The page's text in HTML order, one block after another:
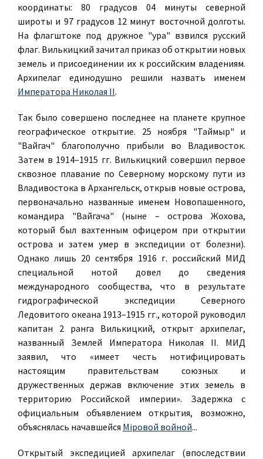
координаты: 80 градусов 04 минуты северной
широты и 97 градусов 12 минут восточной долготы.
На флагштоке под дружное "ура" взвился русский
флаг. Вилькицкий зачитал приказ об открытии новых
земель и присоединении их к российским владениям.
Архипелаг единодушно решили назвать именем
Императора Николая II.
Так было совершено последнее на планете крупное
географическое открытие. 25 ноября "Таймыр" и
"Вайгач" благополучно прибыли во Владивосток.
Затем в 1914–1915 гг. Вилькицкий совершил первое
сквозное плавание по Северному морскому пути из
Владивостока в Архангельск, открыв новые острова,
первоначально названные именем Новопашенного,
командира "Вайгача" (ныне – острова Жохова,
который был вахтенным офицером при открытии
острова и затем умер в экспедиции от болезни).
Однако лишь 20 сентября 1916 г. российский МИД
специальной нотой довел до сведения
международного сообщества, что в результате
гидрографической экспедиции Северного
Ледовитого океана 1913–1915 гг., которой руководил
капитан 2 ранга Вилькицкий, открыт архипелаг,
названный Землей Императора Николая II. МИД
заявил, что «имеет честь нотифицировать
настоящим правительствам союзных и
дружественных держав включение этих земель в
территорию Российской империи». Задержка с
официальным объявлением открытия, возможно,
объяснялась начавшейся Мiровой войной...
Открытый экспедицией архипелаг (впоследствии